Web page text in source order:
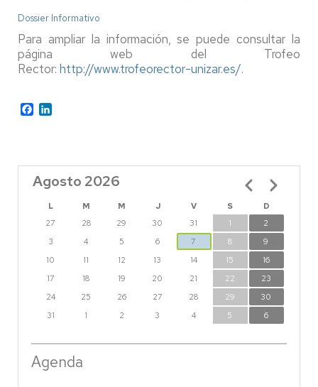
Dossier Informativo
Para ampliar la información, se puede consultar la
página web del Trofeo
Rector: http://www.trofeorector-unizar.es/.
Facebook
Agosto 2026
L M M J V S
D
27
28 29 30 31 1
2
3
4 5 6 7 8
9
10
11 12 13 14 15
16
17
18 19 20 21 22
23
24
25 26 27 28 29
30
31
1 2 3 4 5 6
Paginación
Agenda